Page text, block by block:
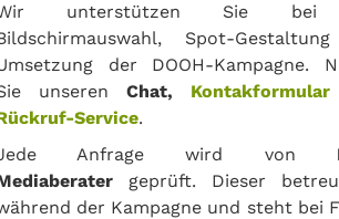
unterstützen Sie bei
Spot-
der DOOH-Kampagne.
unseren Chat, Kontakformular
Service.
Anfrage wird von
geprüft. Dieser
der Kampagne und steht bei